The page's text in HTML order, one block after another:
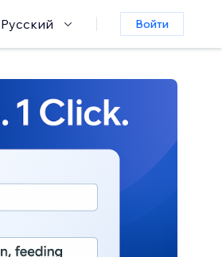
Русский Войти